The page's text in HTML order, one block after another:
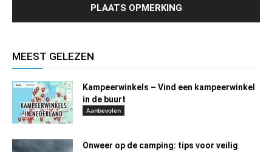
MEEST GELEZEN
Kampeerwinkels – Vind een kampeerwinkel
in de buurt
Aanbevolen
Onweer op de camping: tips voor veilig